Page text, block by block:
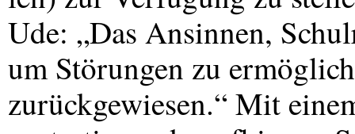
Ude: „Das Ansinnen,
um Störungen zu
zurückgewiesen.“ Mit